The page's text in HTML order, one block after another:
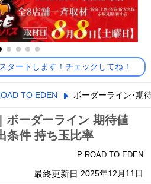
タートします！チェックしてね！
TO EDEN ボーダーライン･期
ボーダーライン 期待値
条件 持ち玉比率
P ROAD TO EDEN
最終更新日 2025年12月11日